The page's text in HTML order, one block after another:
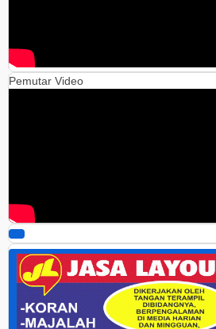
Pemutar Video
00:00
00:00
05:42